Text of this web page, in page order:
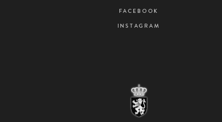
FACEBOOK
INSTAGRAM